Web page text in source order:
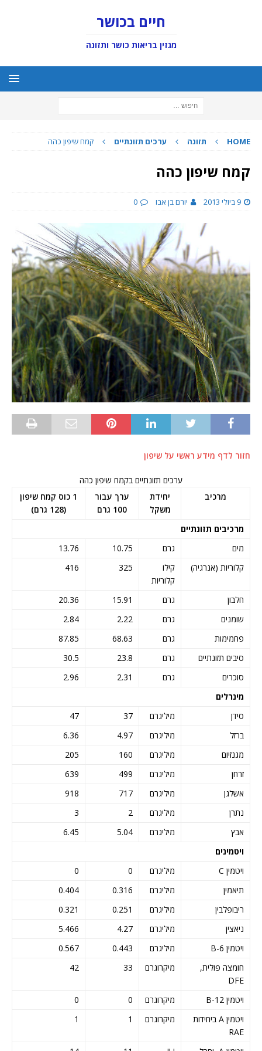
חיים בכושר
מגזין בריאות כושר ותזונה
HOME תזונה ערכים תזונתיים קמח שיפון כהה
קמח שיפון כהה
9 ביולי 2013 יורם בן אבו 0
חזור לדף מידע ראשי על שיפון
ערכים תזונתיים בקמח שיפון כהה
מרכיב
יחידת
משקל
ערך עבור
100 גרם
1 כוס קמח שיפון
(128 גרם)
מרכיבים תזונתיים
מים
גרם 10.75
13.76
קלוריות (אנרגיה)
קילו
קלוריות
325
416
חלבון גרם 15.91
20.36
שומנים
גרם 2.22
2.84
פחמימות
גרם 68.63
87.85
סיבים תזונתיים
גרם 23.8
30.5
סוכרים
גרם 2.31
2.96
מינרלים
סידן
מיליגרם 37
47
ברזל
מיליגרם 4.97
6.36
מגנזיום
מיליגרם 160
205
זרחן
מיליגרם 499
639
אשלגן
מיליגרם 717
918
נתרן
מיליגרם 2
3
אבץ
מיליגרם 5.04
6.45
ויטמינים
ויטמין C
מיליגרם 0
0
תיאמין
מיליגרם 0.316
0.404
ריבופלבין
מיליגרם 0.251
0.321
ניאצין
מיליגרם 4.27
5.466
ויטמין B-6
מיליגרם 0.443
0.567
חומצה פולית,
DFE
מיקרוגרם 33
42
ויטמין B-12 מיקרוגרם 0
0
ויטמין A ביחידות
RAE
מיקרוגרם 1
1